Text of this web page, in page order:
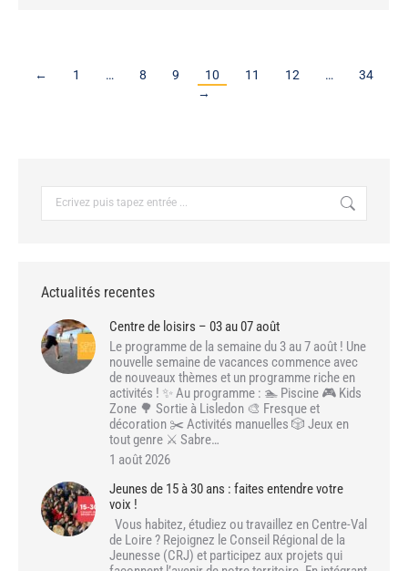
← 1 … 8 9 10 11 12 …
34
→
Actualités recentes
Centre de loisirs – 03 au 07 août
Le programme de la semaine du 3 au 7 août ! Une
nouvelle semaine de vacances commence avec
de nouveaux thèmes et un programme riche en
activités ! ✨ Au programme : 🏊 Piscine 🎮 Kids
Zone 🌳 Sortie à Lisledon 🎨 Fresque et
décoration ✂️ Activités manuelles 🎲 Jeux en
tout genre ⚔️ Sabre…
1 août 2026
Jeunes de 15 à 30 ans : faites entendre votre
voix !
Vous habitez, étudiez ou travaillez en Centre-Val
de Loire ? Rejoignez le Conseil Régional de la
Jeunesse (CRJ) et participez aux projets qui